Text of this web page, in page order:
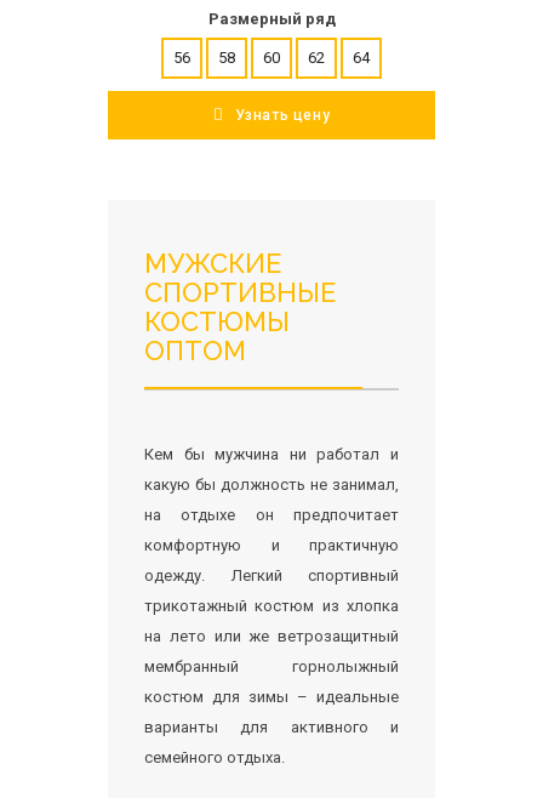
Размерный ряд
56 58 60 62 64
Узнать цену
МУЖСКИЕ
СПОРТИВНЫЕ
КОСТЮМЫ
ОПТОМ
Кем бы мужчина ни работал и
какую бы должность не занимал,
на отдыхе он предпочитает
комфортную и практичную
одежду. Легкий спортивный
трикотажный костюм из хлопка
на лето или же ветрозащитный
мембранный горнолыжный
костюм для зимы – идеальные
варианты для активного и
семейного отдыха.